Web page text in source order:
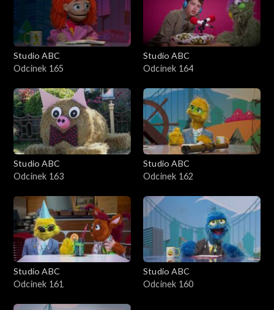
Studio ABC
Odcinek 165
Studio ABC
Odcinek 164
Studio ABC
Odcinek 163
Studio ABC
Odcinek 162
Studio ABC
Odcinek 161
Studio ABC
Odcinek 160